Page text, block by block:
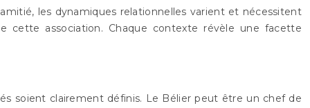
les dynamiques relationnelles varient et nécessitent
cette association. Chaque contexte révèle une facette
soient clairement définis. Le Bélier peut être un chef de